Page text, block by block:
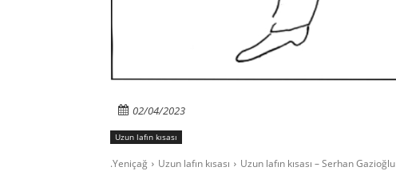
02/04/2023
Uzun lafın kısası
.Yeniçağ Uzun lafın kısası Uzun lafın kısası – Serhan Gazioğlu